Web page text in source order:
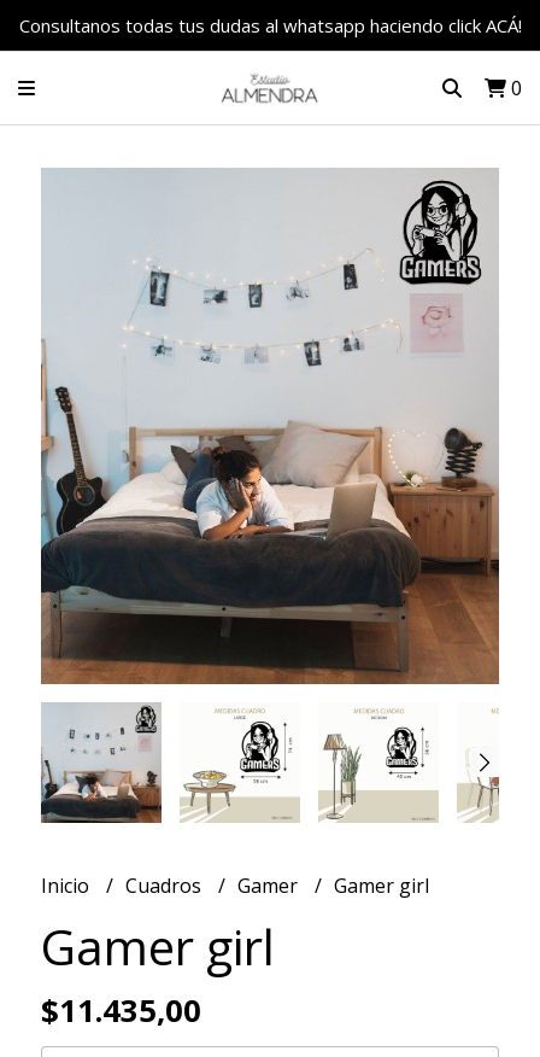
Consultanos todas tus dudas al whatsapp haciendo click ACÁ!
0
Inicio Cuadros Gamer Gamer girl
Gamer girl
$11.435,00